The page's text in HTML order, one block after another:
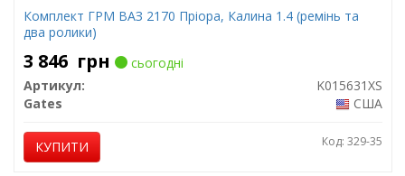
Комплект ГРМ ВАЗ 2170 Пріора, Калина 1.4 (ремінь та
два ролики)
3 846 грн
сьогодні
Артикул:
K015631XS
Gates
США
КУПИТИ Код: 329-35